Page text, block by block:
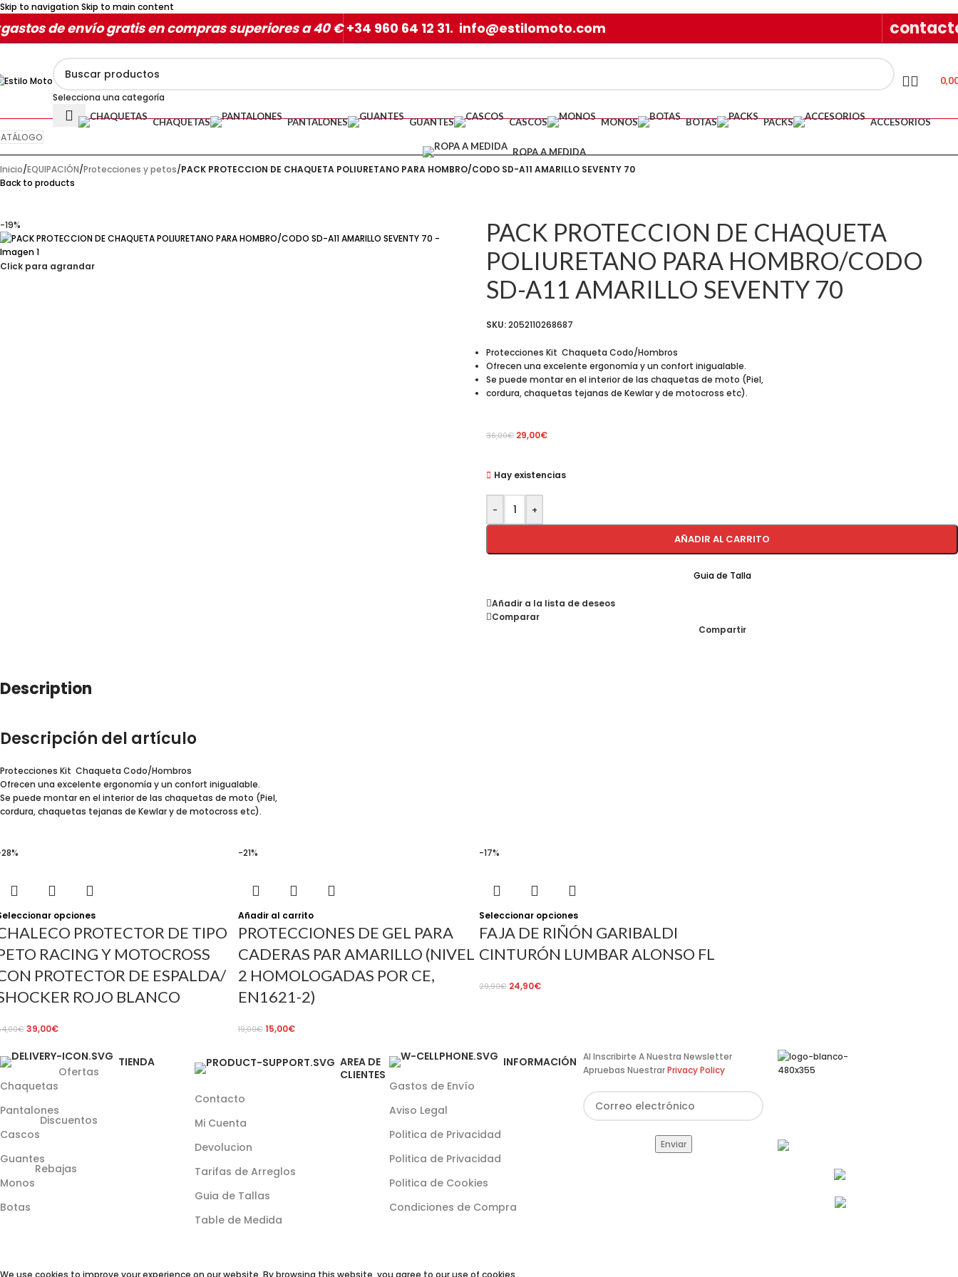
Skip to navigationSkip to main content
de envío gratis en compras superiores a 40 €+34 960 64 12 31. info@estilomoto.com
Selecciona una categoría
CHAQUETAS PANTALONES GUANTES CASCOS MONOS BOTAS PACKS ACCESORIOS
ROPA A MEDIDA
Inicio/EQUIPACIÓN/Protecciones y petos/PACK PROTECCION DE CHAQUETA POLIURETANO PARA HOMBRO/CODO SD-A11 AMARILLO SEVENTY 70
Back to products
-19%
Click para agrandar
PACK PROTECCION DE CHAQUETA
POLIURETANO PARA HOMBRO/CODO
SD-A11 AMARILLO SEVENTY 70
SKU:2052110268687
Protecciones Kit Chaqueta Codo/Hombros
Ofrecen una excelente ergonomía y un confort inigualable.
Se puede montar en el interior de las chaquetas de moto (Piel,
cordura, chaquetas tejanas de Kewlar y de motocross etc).
36,00€ 29,00€
Hay existencias
- +
AÑADIR AL CARRITO
Guia de Talla
Añadir a la lista de deseos
Comparar
Compartir
Description
Descripción del artículo
Protecciones Kit Chaqueta Codo/Hombros
Ofrecen una excelente ergonomía y un confort inigualable.
Se puede montar en el interior de las chaquetas de moto (Piel,
cordura, chaquetas tejanas de Kewlar y de motocross etc).
opciones
PROTECTOR DE TIPO
RACING Y MOTOCROSS
PROTECTOR DE ESPALDA/
ROJO BLANCO
€ 39,00€
-21%
Añadir al carrito
PROTECCIONES DE GEL PARA
CADERAS PAR AMARILLO (NIVEL
2 HOMOLOGADAS POR CE,
EN1621-2)
19,00€ 15,00€
-17%
Seleccionar opciones
FAJA DE RIÑÓN GARIBALDI
CINTURÓN LUMBAR ALONSO FL
29,90€ 24,90€
TIENDA
Chaquetas
Ofertas
Pantalones
Cascos
Discuentos
Guantes
Monos
Rebajas
Botas
AREA DE
CLIENTES
Contacto
Mi Cuenta
Devolucion
Tarifas de Arreglos
Guia de Tallas
Table de Medida
INFORMACIÓN
Gastos de Envío
Aviso Legal
Politica de Privacidad
Politica de Privacidad
Politica de Cookies
Condiciones de Compra
Al Inscribirte A Nuestra Newsletter
Apruebas NuestrarPrivacy Policy
We use cookies to improve your experience on our website. By browsing this website, you agree to our use of cookies.